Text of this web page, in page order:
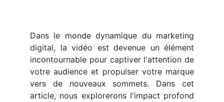
Dans le monde dynamique du marketing
digital, la vidéo est devenue un élément
incontournable pour captiver l'attention de
votre audience et propulser votre marque
vers de nouveaux sommets. Dans cet
article, nous explorerons l'impact profond